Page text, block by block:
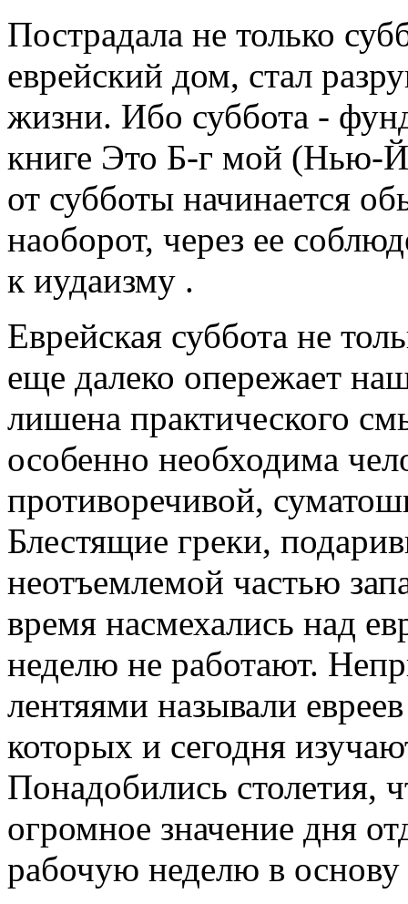
Пострадала не только
еврейский дом, стал
жизни. Ибо суббота -
книге Это Б-г мой (Нью-
от субботы начинается
наоборот, через ее
к иудаизму .
Еврейская суббота не
еще далеко опережает
лишена практического
особенно необходима
противоречивой,
Блестящие греки,
неотъемлемой частью
время насмехались над
неделю не работают.
лентяями называли
которых и сегодня
Понадобились столетия,
огромное значение дня
рабочую неделю в